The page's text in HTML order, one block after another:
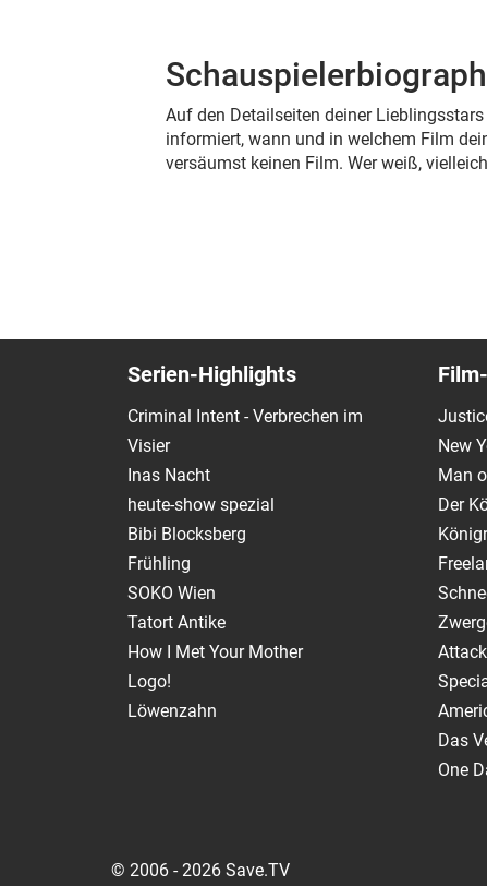
Auf den Detailseiten deiner
informiert, wann und in welchem Film
versäumst keinen Film. Wer weiß,
Serien-Highlights
Criminal Intent - Verbrechen im
Visier
Inas Nacht
heute-show spezial
Bibi Blocksberg
Frühling
SOKO Wien
Tatort Antike
How I Met Your Mother
Logo!
Löwenzahn
New
Man
Der
Das
One
© 2006 - 2026 Save.TV